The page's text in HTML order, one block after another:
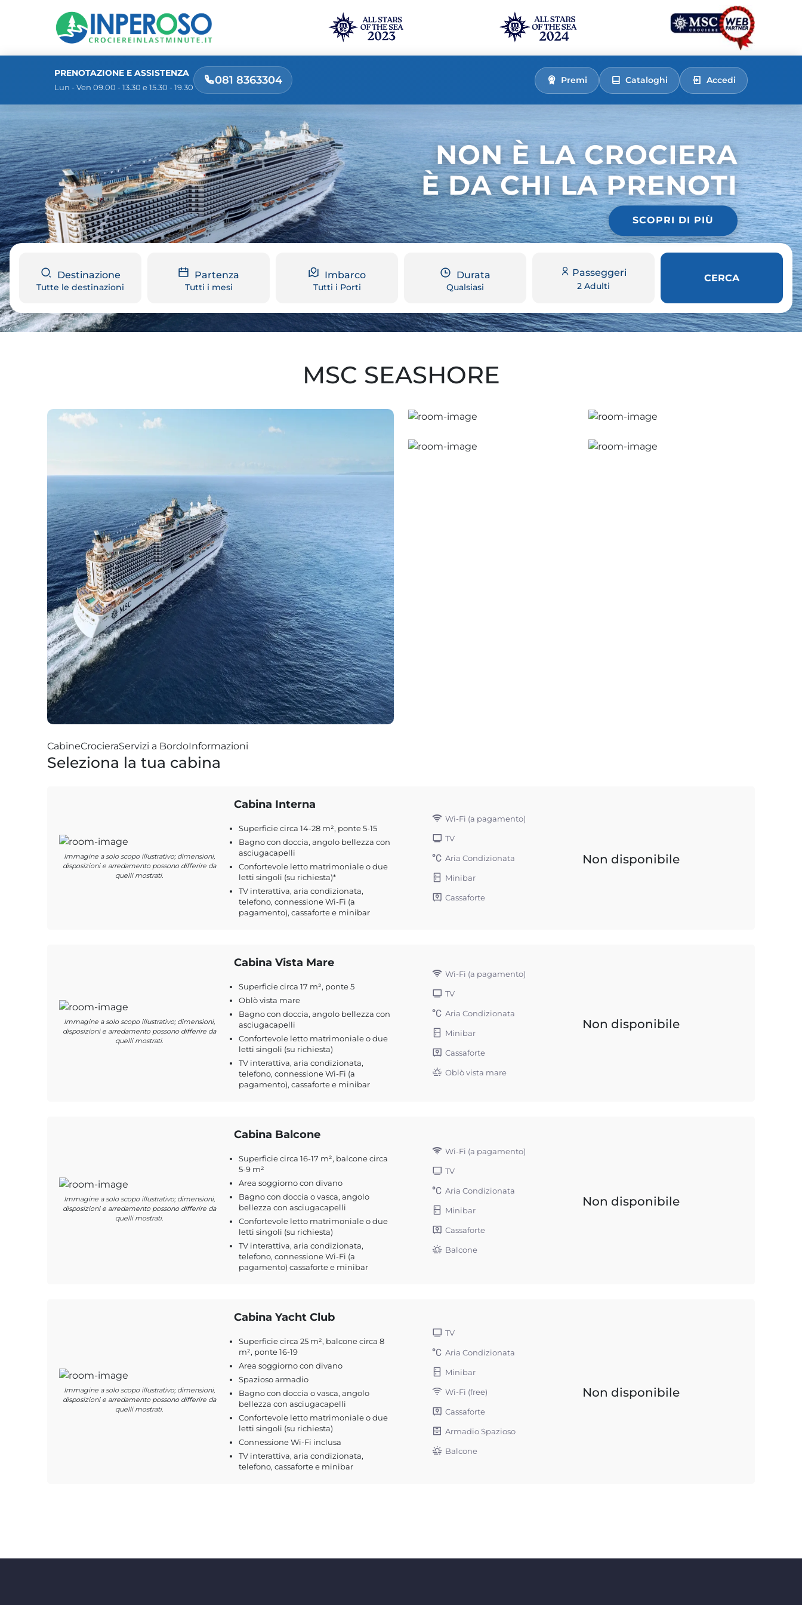
PRENOTAZIONE E ASSISTENZA
Lun - Ven 09.00 - 13.30 e 15.30 - 19.30
081 8363304 Premi Cataloghi Accedi
NON È LA CROCIERA
È DA CHI LA PRENOTI
SCOPRI DI PIÙ
Destinazione
Tutte le destinazioni
Partenza
Tutti i mesi
Imbarco
Tutti i Porti
Durata
Qualsiasi
Passeggeri
2 Adulti
CERCA
MSC SEASHORE
CabineCrocieraServizi a BordoInformazioni
Seleziona la tua cabina
Immagine a solo scopo illustrativo; dimensioni,
disposizioni e arredamento possono differire da
quelli mostrati.
Cabina Interna
Superficie circa 14-28 m², ponte 5-15
Bagno con doccia, angolo bellezza con
asciugacapelli
Confortevole letto matrimoniale o due
letti singoli (su richiesta)*
TV interattiva, aria condizionata,
telefono, connessione Wi-Fi (a
pagamento), cassaforte e minibar
Wi-Fi (a pagamento)
TV
Aria Condizionata
Minibar
Cassaforte
Non disponibile
Immagine a solo scopo illustrativo; dimensioni,
disposizioni e arredamento possono differire da
quelli mostrati.
Cabina Vista Mare
Superficie circa 17 m², ponte 5
Oblò vista mare
Bagno con doccia, angolo bellezza con
asciugacapelli
Confortevole letto matrimoniale o due
letti singoli (su richiesta)
TV interattiva, aria condizionata,
telefono, connessione Wi-Fi (a
pagamento), cassaforte e minibar
Wi-Fi (a pagamento)
TV
Aria Condizionata
Minibar
Cassaforte
Oblò vista mare
Non disponibile
Immagine a solo scopo illustrativo; dimensioni,
disposizioni e arredamento possono differire da
quelli mostrati.
Cabina Balcone
Superficie circa 16-17 m², balcone circa
5-9 m²
Area soggiorno con divano
Bagno con doccia o vasca, angolo
bellezza con asciugacapelli
Confortevole letto matrimoniale o due
letti singoli (su richiesta)
TV interattiva, aria condizionata,
telefono, connessione Wi-Fi (a
pagamento) cassaforte e minibar
Wi-Fi (a pagamento)
TV
Aria Condizionata
Minibar
Cassaforte
Balcone
Non disponibile
Immagine a solo scopo illustrativo; dimensioni,
disposizioni e arredamento possono differire da
quelli mostrati.
Cabina Yacht Club
Superficie circa 25 m², balcone circa 8
m², ponte 16-19
Area soggiorno con divano
Spazioso armadio
Bagno con doccia o vasca, angolo
bellezza con asciugacapelli
Confortevole letto matrimoniale o due
letti singoli (su richiesta)
Connessione Wi-Fi inclusa
TV interattiva, aria condizionata,
telefono, cassaforte e minibar
TV
Aria Condizionata
Minibar
Wi-Fi (free)
Cassaforte
Armadio Spazioso
Balcone
Non disponibile